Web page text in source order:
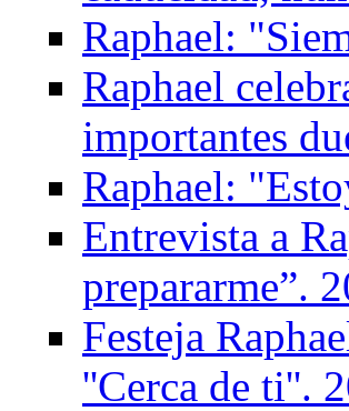
Raphael:
Raphael
importantes
Raphael:
Entrevista a
prepararme”.
Festeja
''Cerca de ti''.